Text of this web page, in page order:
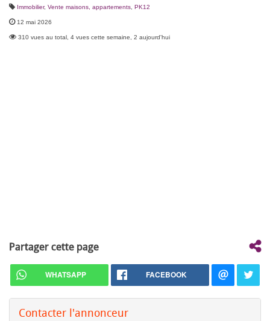
Immobilier, Vente maisons, appartements PK12
12 mai 2026
310 vues au total, 4 vues cette semaine, 2 aujourd'hui
Partager cette page
WHATSAPP FACEBOOK
Contacter l'annonceur